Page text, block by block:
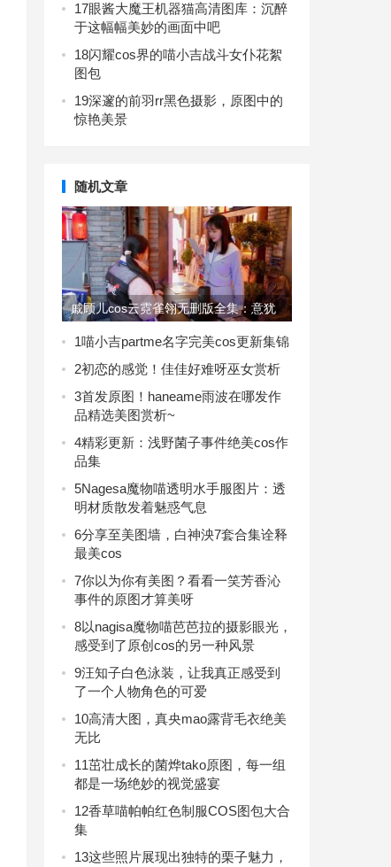
17眼酱大魔王机器猫高清图库：沉醉
于这幅幅美妙的画面中吧
18闪耀cos界的喵小吉战斗女仆花絮
图包
19深邃的前羽rr黑色摄影，原图中的
惊艳美景
随机文章
戚顾儿cos云霓雀翎无删版全集：意犹
未尽的美图鉴赏
1喵小吉partme名字完美cos更新集锦
2初恋的感觉！佳佳好难呀巫女赏析
3首发原图！haneame雨波在哪发作
品精选美图赏析~
4精彩更新：浅野菌子事件绝美cos作
品集
5Nagesa魔物喵透明水手服图片：透
明材质散发着魅惑气息
6分享至美图墙，白神泱7套合集诠释
最美cos
7你以为你有美图？看看一笑芳香沁
事件的原图才算美呀
8以nagisa魔物喵芭芭拉的摄影眼光，
感受到了原创cos的另一种风景
9汪知子白色泳装，让我真正感受到
了一个人物角色的可爱
10高清大图，真央mao露背毛衣绝美
无比
11茁壮成长的菌烨tako原图，每一组
都是一场绝妙的视觉盛宴
12香草喵帕帕红色制服COS图包大合
集
13这些照片展现出独特的栗子魅力，